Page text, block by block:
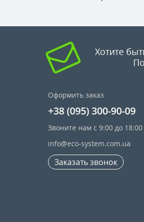
Хотите
Оформить заказ
+38 (095) 300-90-09
Звоните нам с 9:00 до 18:00
info@eco-system.com.ua
Заказать звонок